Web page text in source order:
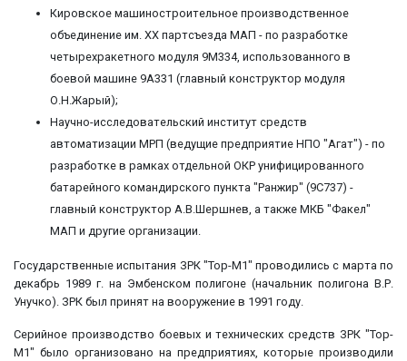
Кировское машиностроительное производственное
объединение им. XX партсъезда МАП - по разработке
четырехракетного модуля 9М334, использованного в
боевой машине 9А331 (главный конструктор модуля
О.Н.Жарый);
Научно-исследовательский институт средств
автоматизации МРП (ведущие предприятие НПО "Агат") - по
разработке в рамках отдельной ОКР унифицированного
батарейного командирского пункта "Ранжир" (9С737) -
главный конструктор А.В.Шершнев, а также МКБ "Факел"
МАП и другие организации.
Государственные испытания ЗРК "Тор-М1" проводились с марта по
декабрь 1989 г. на Эмбенском полигоне (начальник полигона В.Р.
Унучко). ЗРК был принят на вооружение в 1991 году.
Серийное производство боевых и технических средств ЗРК "Тор-
М1" было организовано на предприятиях, которые производили